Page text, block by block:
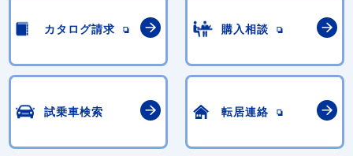
カタログ請求 購入相談
試乗車検索 転居連絡